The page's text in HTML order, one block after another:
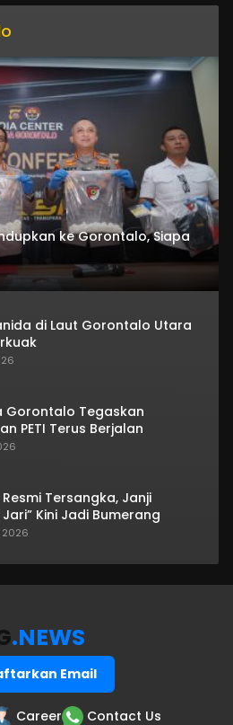
ke Gorontalo, Siapa
di Laut Gorontalo Utara
Gorontalo Tegaskan
PETI Terus Berjalan
Resmi Tersangka, Janji
Kini Jadi Bumerang
2026
.NEWS
Email
Career Contact Us